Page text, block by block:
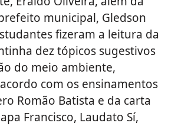
municipal, Gledson
fizeram a leitura da
dez tópicos sugestivos
do meio ambiente,
com os ensinamentos
Romão Batista e da carta
Francisco, Laudato Sí,